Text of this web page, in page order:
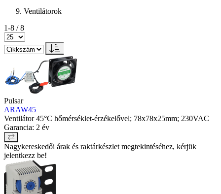
Ventilátorok
1-8 / 8
Pulsar
ARAW45
Ventilátor 45°C hőmérséklet-érzékelővel; 78x78x25mm; 230VAC
Garancia: 2 év
Nagykereskedői árak és raktárkészlet megtekintéséhez, kérjük
jelentkezz be!